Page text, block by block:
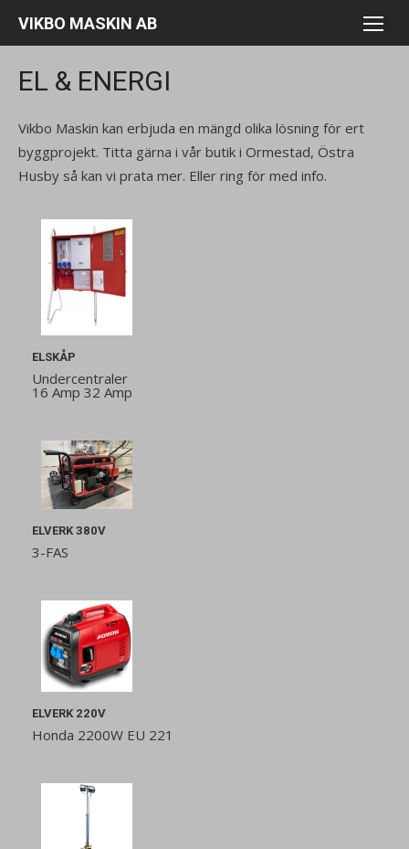
VIKBO MASKIN AB
EL & ENERGI
Vikbo Maskin kan erbjuda en mängd olika lösning för ert
byggprojekt. Titta gärna i vår butik i Ormestad, Östra
Husby så kan vi prata mer. Eller ring för med info.
ELSKÅP
Undercentraler
16 Amp 32 Amp
ELVERK 380V
3-FAS
ELVERK 220V
Honda 2200W EU 221